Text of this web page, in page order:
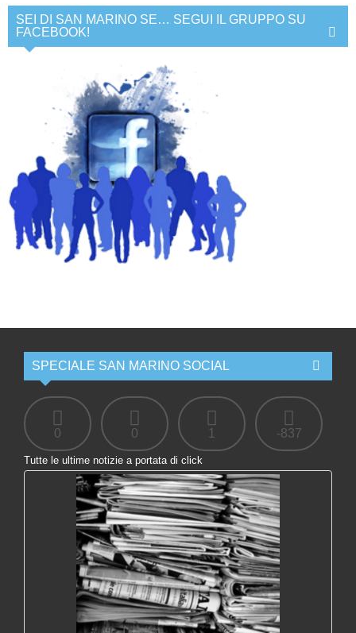
SEI DI SAN MARINO SE… SEGUI IL GRUPPO SU
FACEBOOK!
SPECIALE SAN MARINO SOCIAL
0 0 1 -837
Tutte le ultime notizie a portata di click